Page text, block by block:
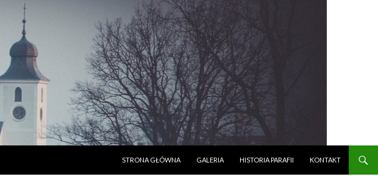
STRONA GŁÓWNA
GALERIA HISTORIA PARAFII KONTAKT